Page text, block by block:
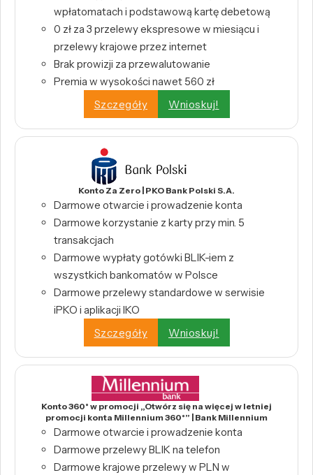
wpłatomatach i podstawową kartę debetową
0 zł za 3 przelewy ekspresowe w miesiącu i
przelewy krajowe przez internet
Brak prowizji za przewalutowanie
Premia w wysokości nawet 560 zł
Szczegóły
Wnioskuj!
Konto Za Zero | PKO Bank Polski S.A.
Darmowe otwarcie i prowadzenie konta
Darmowe korzystanie z karty przy min. 5
transakcjach
Darmowe wypłaty gotówki BLIK-iem z
wszystkich bankomatów w Polsce
Darmowe przelewy standardowe w serwisie
iPKO i aplikacji IKO
Szczegóły
Wnioskuj!
Konto 360° w promocji „Otwórz się na więcej w letniej
promocji konta Millennium 360°” | Bank Millennium
Darmowe otwarcie i prowadzenie konta
Darmowe przelewy BLIK na telefon
Darmowe krajowe przelewy w PLN w